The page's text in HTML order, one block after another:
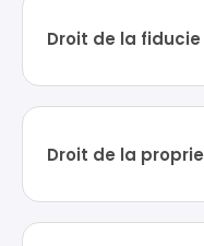
Droit de la fiducie
Droit de la